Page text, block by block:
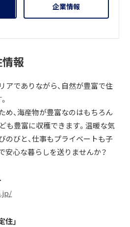
企業情報
報
アでありながら、自然が豊富で住
め、海産物が豊富なのはもちろん
ども豊富に収穫できます。温暖な気
のびと、仕事もプライベートも子
安心な暮らしを送りませんか？
住」